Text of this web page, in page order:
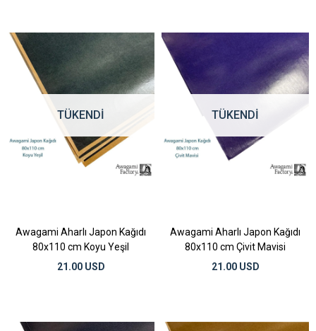
TÜKENDI
Awagami Aharlı Japon Kağıdı
80x110 cm Koyu Yeşil
21.00 USD
TÜKENDI
Awagami Aharlı Japon Kağıdı
80x110 cm Çivit Mavisi
21.00 USD